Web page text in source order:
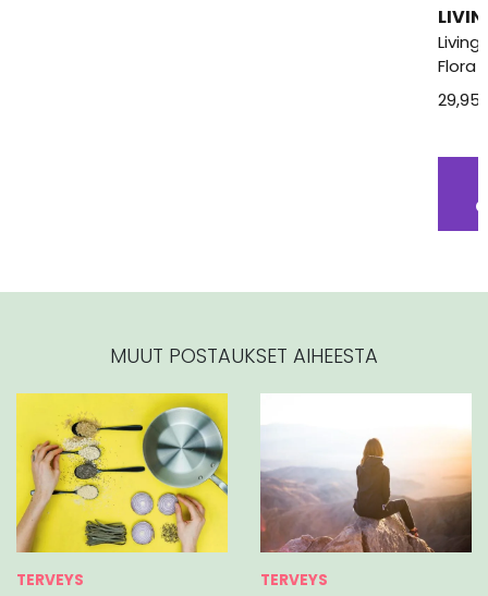
Living
Flora
29,95
MUUT POSTAUKSET AIHEESTA
TERVEYS TERVEYS